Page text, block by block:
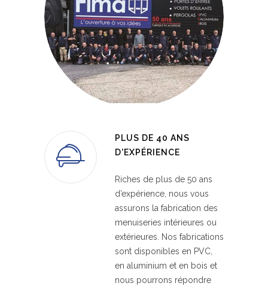
PLUS DE 40 ANS
D'EXPÉRIENCE
Riches de plus de 50 ans
d’expérience, nous vous
assurons la fabrication des
menuiseries intérieures ou
extérieures. Nos fabrications
sont disponibles en PVC,
en aluminium et en bois et
nous pourrons répondre